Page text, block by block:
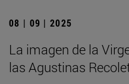
08 | 09 | 2025
La imagen de la
las Agustinas